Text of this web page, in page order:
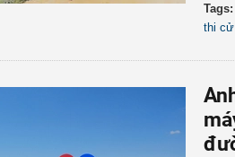
Tags:
thi cử